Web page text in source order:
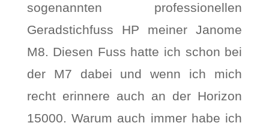
sogenannten professionellen
Geradstichfuss HP meiner Janome
M8. Diesen Fuss hatte ich schon bei
der M7 dabei und wenn ich mich
recht erinnere auch an der Horizon
15000. Warum auch immer habe ich